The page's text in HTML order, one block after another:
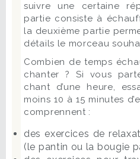
suivre une certaine
partie consiste à
la deuxième partie
détails le morceau
Combien de temps
chanter ? Si vous
chant d’une heure,
moins 10 à 15 minutes
comprennent :
des exercices de
(le pantin ou la bougie